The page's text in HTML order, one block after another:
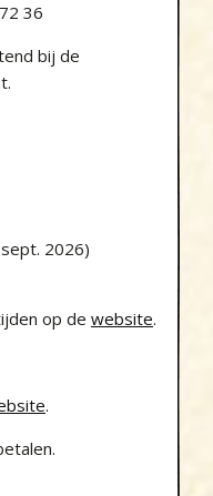
36
bij de
2026)
op de website.
.